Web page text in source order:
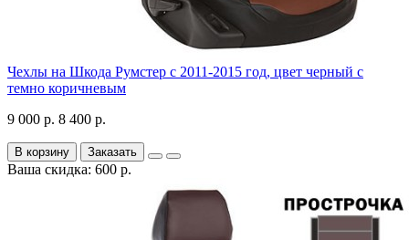
Чехлы на Шкода Румстер с 2011-2015 год, цвет черный с
темно коричневым
9 000 р. 8 400 р.
В корзину Заказать
Ваша скидка: 600 р.